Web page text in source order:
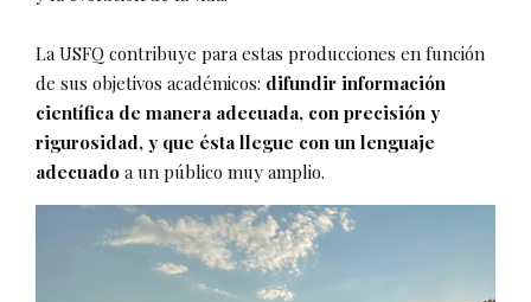
La USFQ contribuye para estas producciones en función
de sus objetivos académicos: difundir información
científica de manera adecuada, con precisión y
rigurosidad, y que ésta llegue con un lenguaje
adecuado a un público muy amplio.